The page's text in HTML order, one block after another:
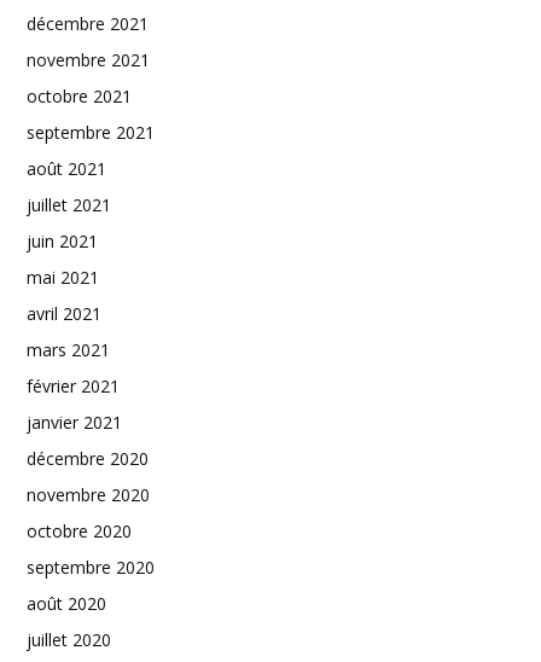
décembre 2021
novembre 2021
octobre 2021
septembre 2021
août 2021
juillet 2021
juin 2021
mai 2021
avril 2021
mars 2021
février 2021
janvier 2021
décembre 2020
novembre 2020
octobre 2020
septembre 2020
août 2020
juillet 2020